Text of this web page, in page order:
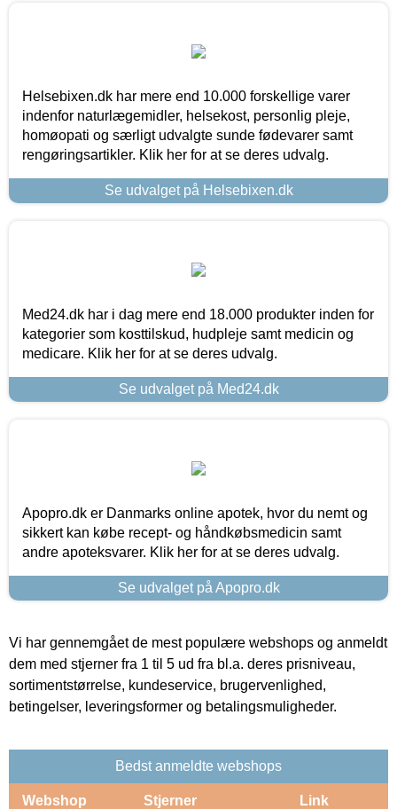
Helsebixen.dk har mere end 10.000 forskellige varer
indenfor naturlægemidler, helsekost, personlig pleje,
homøopati og særligt udvalgte sunde fødevarer samt
rengøringsartikler. Klik her for at se deres udvalg.
Se udvalget på Helsebixen.dk
Med24.dk har i dag mere end 18.000 produkter inden for
kategorier som kosttilskud, hudpleje samt medicin og
medicare. Klik her for at se deres udvalg.
Se udvalget på Med24.dk
Apopro.dk er Danmarks online apotek, hvor du nemt og
sikkert kan købe recept- og håndkøbsmedicin samt
andre apoteksvarer. Klik her for at se deres udvalg.
Se udvalget på Apopro.dk
Vi har gennemgået de mest populære webshops og anmeldt
dem med stjerner fra 1 til 5 ud fra bl.a. deres prisniveau,
sortimentstørrelse, kundeservice, brugervenlighed,
betingelser, leveringsformer og betalingsmuligheder.
Bedst anmeldte webshops
Webshop Stjerner Link